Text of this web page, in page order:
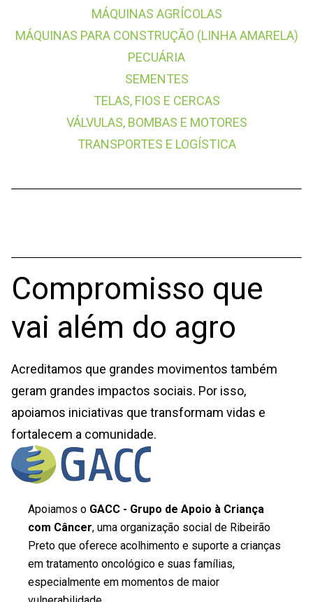
MÁQUINAS AGRÍCOLAS
MÁQUINAS PARA CONSTRUÇÃO (LINHA AMARELA)
PECUÁRIA
SEMENTES
TELAS, FIOS E CERCAS
VÁLVULAS, BOMBAS E MOTORES
TRANSPORTES E LOGÍSTICA
Compromisso que
vai além do agro
Acreditamos que grandes movimentos também
geram grandes impactos sociais. Por isso,
apoiamos iniciativas que transformam vidas e
fortalecem a comunidade.
Apoiamos o GACC - Grupo de Apoio à Criança
com Câncer, uma organização social de Ribeirão
Preto que oferece acolhimento e suporte a crianças
em tratamento oncológico e suas famílias,
especialmente em momentos de maior